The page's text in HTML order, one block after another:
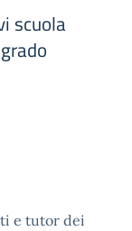
scuola
e tutor dei